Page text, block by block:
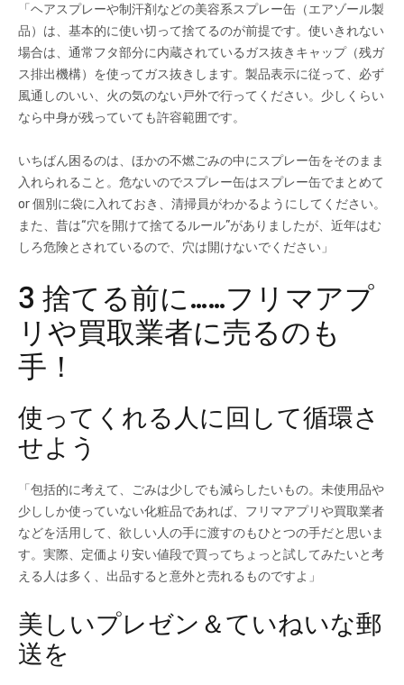
「ヘアスプレーや制汗剤などの美容系スプレー缶（エアゾール製
品）は、基本的に使い切って捨てるのが前提です。使いきれない
場合は、通常フタ部分に内蔵されているガス抜きキャップ（残ガ
ス排出機構）を使ってガス抜きします。製品表示に従って、必ず
風通しのいい、火の気のない戸外で行ってください。少しくらい
なら中身が残っていても許容範囲です。
いちばん困るのは、ほかの不燃ごみの中にスプレー缶をそのまま
入れられること。危ないのでスプレー缶はスプレー缶でまとめて
or 個別に袋に入れておき、清掃員がわかるようにしてください。
また、昔は“穴を開けて捨てるルール”がありましたが、近年はむ
しろ危険とされているので、穴は開けないでください」
3 捨てる前に……フリマアプ
リや買取業者に売るのも
手！
使ってくれる人に回して循環さ
せよう
「包括的に考えて、ごみは少しでも減らしたいもの。未使用品や
少ししか使っていない化粧品であれば、フリマアプリや買取業者
などを活用して、欲しい人の手に渡すのもひとつの手だと思いま
す。実際、定価より安い値段で買ってちょっと試してみたいと考
える人は多く、出品すると意外と売れるものですよ」
美しいプレゼン＆ていねいな郵
送を